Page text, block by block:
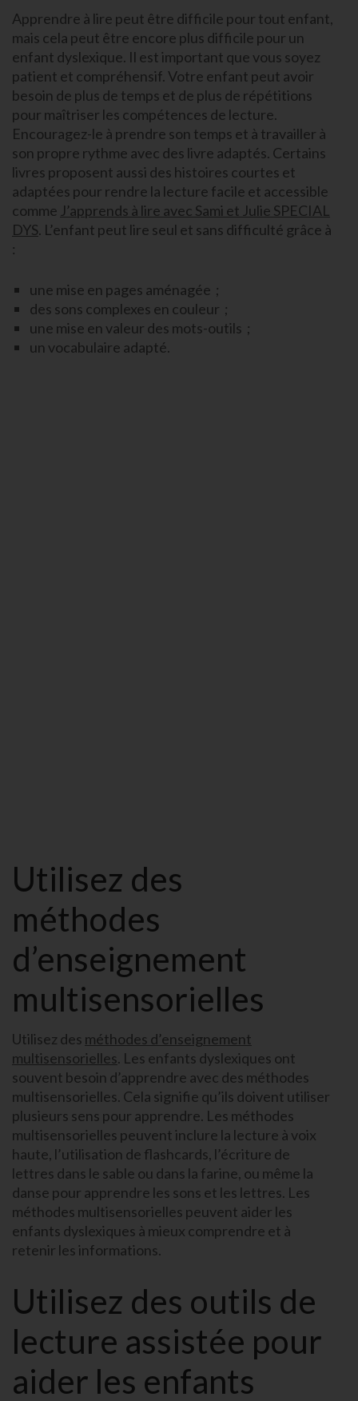
Apprendre à lire peut être difficile pour tout enfant,
mais cela peut être encore plus difficile pour un
enfant dyslexique. Il est important que vous soyez
patient et compréhensif. Votre enfant peut avoir
besoin de plus de temps et de plus de répétitions
pour maîtriser les compétences de lecture.
Encouragez-le à prendre son temps et à travailler à
son propre rythme avec des livre adaptés. Certains
livres proposent aussi des histoires courtes et
adaptées pour rendre la lecture facile et accessible
comme J’apprends à lire avec Sami et Julie SPECIAL
DYS. L’enfant peut lire seul et sans difficulté grâce à
:
une mise en pages aménagée ;
des sons complexes en couleur ;
une mise en valeur des mots-outils ;
un vocabulaire adapté.
Utilisez des
méthodes
d’enseignement
multisensorielles
Utilisez des méthodes d’enseignement
multisensorielles. Les enfants dyslexiques ont
souvent besoin d’apprendre avec des méthodes
multisensorielles. Cela signifie qu’ils doivent utiliser
plusieurs sens pour apprendre. Les méthodes
multisensorielles peuvent inclure la lecture à voix
haute, l’utilisation de flashcards, l’écriture de
lettres dans le sable ou dans la farine, ou même la
danse pour apprendre les sons et les lettres. Les
méthodes multisensorielles peuvent aider les
enfants dyslexiques à mieux comprendre et à
retenir les informations.
Utilisez des outils de
lecture assistée pour
aider les enfants